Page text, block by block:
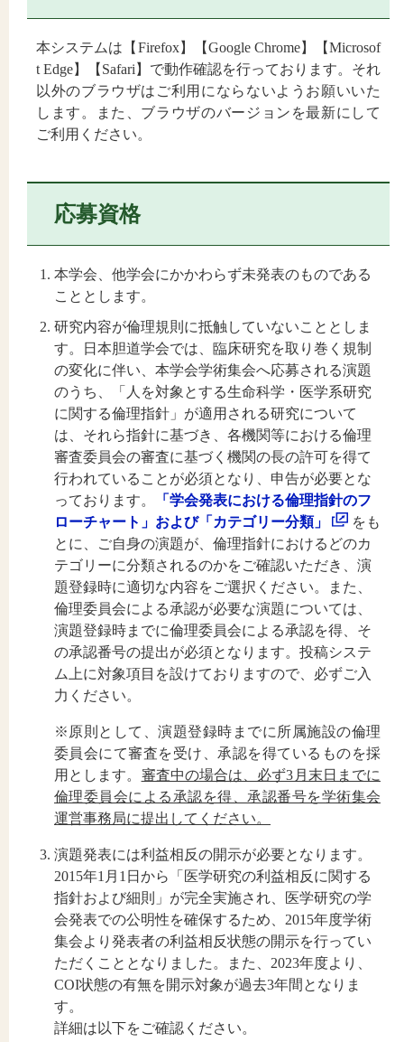
本システムは【Firefox】【Google Chrome】【Microsof
t Edge】【Safari】で動作確認を行っております。それ
以外のブラウザはご利用にならないようお願いいた
します。また、ブラウザのバージョンを最新にして
ご利用ください。
応募資格
本学会、他学会にかかわらず未発表のものである
こととします。
研究内容が倫理規則に抵触していないこととしま
す。日本胆道学会では、臨床研究を取り巻く規制
の変化に伴い、本学会学術集会へ応募される演題
のうち、「人を対象とする生命科学・医学系研究
に関する倫理指針」が適用される研究について
は、それら指針に基づき、各機関等における倫理
審査委員会の審査に基づく機関の長の許可を得て
行われていることが必須となり、申告が必要とな
っております。
「学会発表における倫理指針のフ
ローチャート」および「カテゴリー分類」
をも
とに、ご自身の演題が、倫理指針におけるどのカ
テゴリーに分類されるのかをご確認いただき、演
題登録時に適切な内容をご選択ください。また、
倫理委員会による承認が必要な演題については、
演題登録時までに倫理委員会による承認を得、そ
の承認番号の提出が必須となります。投稿システ
ム上に対象項目を設けておりますので、必ずご入
力ください。
※原則として、演題登録時までに所属施設の倫理
委員会にて審査を受け、承認を得ているものを採
用とします。 審査中の場合は、必ず3月末日までに
倫理委員会による承認を得、承認番号を学術集会
運営事務局に提出してください。
演題発表には利益相反の開示が必要となります。
2015年1月1日から「医学研究の利益相反に関する
指針および細則」が完全実施され、医学研究の学
会発表での公明性を確保するため、2015年度学術
集会より発表者の利益相反状態の開示を行ってい
ただくこととなりました。また、2023年度より、
COI状態の有無を開示対象が過去3年間となりま
す。
詳細は以下をご確認ください。